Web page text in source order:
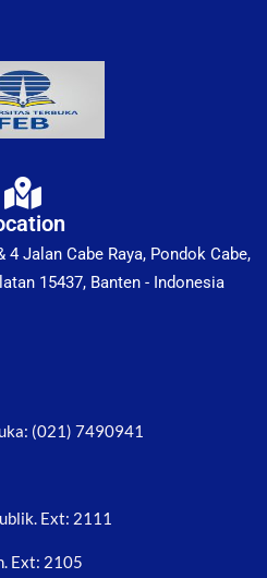
Jalan Cabe Raya, Pondok Cabe,
15437, Banten - Indonesia
(021) 7490941
Ext: 2111
Ext: 2105